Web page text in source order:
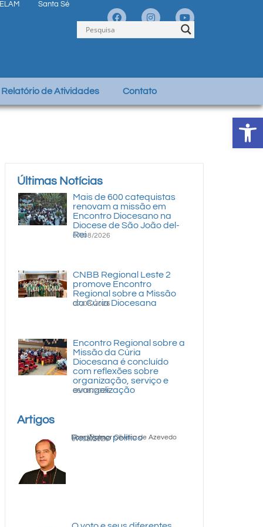
Santa Sé
Relatório de Atividades Contato
Últimas Notícias
Mais de 600 catequistas
renovam a missão em
Encontro Diocesano na
Diocese de São João del-
Rei
07/08/2026
CNBB Regional Leste 2
promove Encontro
Regional sobre a Missão
da Cúria Diocesana
07/08/2026
Encontro Regional sobre a
Missão da Cúria
Diocesana é concluído
com reflexões sobre
organização, serviço e
evangelização
06/08/2026
Artigos
Realismo político
Dom Walmor Oliveira de Azevedo
07/08/2026
Abrir